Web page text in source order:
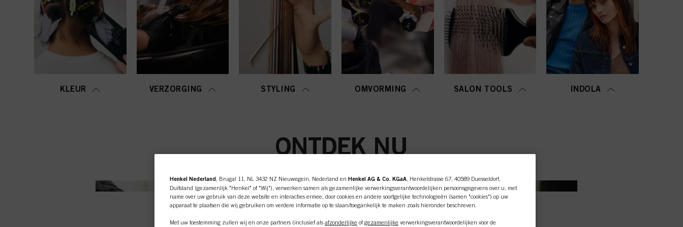
KLEUR VERZORGING STYLING OMVORMING SALON TOOLS INDOLA
ONTDEK NU
Henkel Nederland , Brugal 11, NL 3432 NZ Nieuwegein, Nederland en Henkel AG & Co. KGaA , Henkelstrasse 67, 40589 Duesseldorf,
Duitsland (gezamenlijk "Henkel" of "Wij"), verwerken samen als gezamenlijke verwerkingsverantwoordelijken persoonsgegevens over u, met
name over uw gebruik van deze website en interacties ermee, door cookies en andere soortgelijke technologieën (samen "cookies") op uw
apparaat te plaatsen die wij gebruiken om verdere informatie op te slaan/toegankelijk te maken zoals hieronder beschreven.
Met uw toestemming zullen wij en onze partners (inclusief als afzonderlijke ofgezamenlijke verwerkingsverantwoordelijken voor de